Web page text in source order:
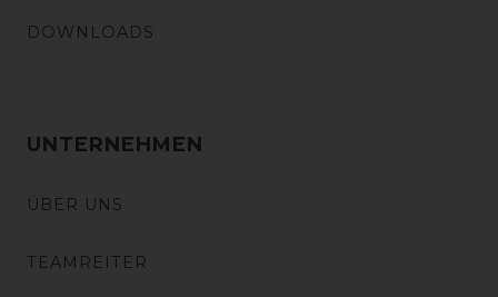
DOWNLOADS
UNTERNEHMEN
ÜBER UNS
TEAMREITER